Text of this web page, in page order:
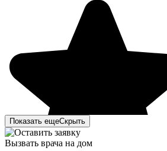
Показать ещеСкрыть
Вызвать врача на дом